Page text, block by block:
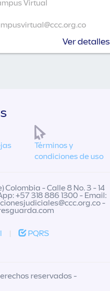
Virtual
Ver detalles
Términos y
condiciones de uso
Colombia - Calle 8 No. 3 - 14
+57 318 886 1300 - Email:
-
| PQRS
reservados -